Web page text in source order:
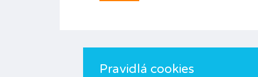
Pravidlá cookies